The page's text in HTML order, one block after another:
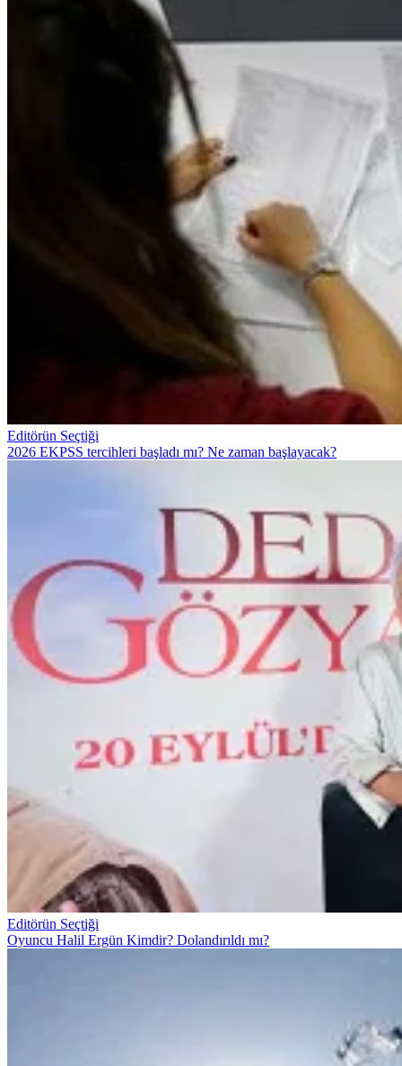
Editörün Seçtiği
2026 EKPSS tercihleri başladı mı? Ne zaman başlayacak?
Editörün Seçtiği
Oyuncu Halil Ergün Kimdir? Dolandırıldı mı?